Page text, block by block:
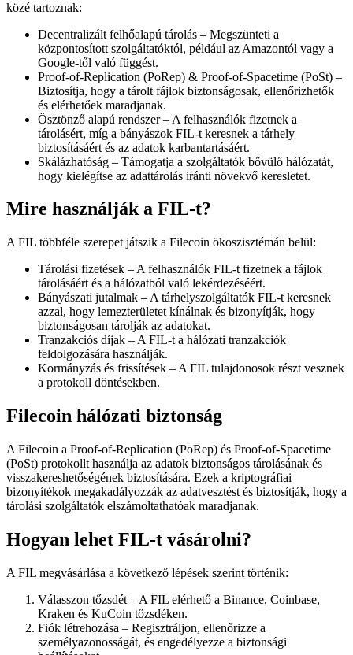
közé tartoznak:
Decentralizált felhőalapú tárolás – Megszünteti a
központosított szolgáltatóktól, például az Amazontól vagy a
Google-től való függést.
Proof-of-Replication (PoRep) & Proof-of-Spacetime (PoSt) –
Biztosítja, hogy a tárolt fájlok biztonságosak, ellenőrizhetők
és elérhetőek maradjanak.
Ösztönző alapú rendszer – A felhasználók fizetnek a
tárolásért, míg a bányászok FIL-t keresnek a tárhely
biztosításáért és az adatok karbantartásáért.
Skálázhatóság – Támogatja a szolgáltatók bővülő hálózatát,
hogy kielégítse az adattárolás iránti növekvő keresletet.
Mire használják a FIL-t?
A FIL többféle szerepet játszik a Filecoin ökoszisztémán belül:
Tárolási fizetések – A felhasználók FIL-t fizetnek a fájlok
tárolásáért és a hálózatból való lekérdezéséért.
Bányászati jutalmak – A tárhelyszolgáltatók FIL-t keresnek
azzal, hogy lemezterületet kínálnak és bizonyítják, hogy
biztonságosan tárolják az adatokat.
Tranzakciós díjak – A FIL-t a hálózati tranzakciók
feldolgozására használják.
Kormányzás és frissítések – A FIL tulajdonosok részt vesznek
a protokoll döntésekben.
Filecoin hálózati biztonság
A Filecoin a Proof-of-Replication (PoRep) és Proof-of-Spacetime
(PoSt) protokollt használja az adatok biztonságos tárolásának és
visszakereshetőségének biztosítására. Ezek a kriptográfiai
bizonyítékok megakadályozzák az adatvesztést és biztosítják, hogy a
tárolási szolgáltatók elszámoltathatóak maradjanak.
Hogyan lehet FIL-t vásárolni?
A FIL megvásárlása a következő lépések szerint történik:
Válasszon tőzsdét – A FIL elérhető a Binance, Coinbase,
Kraken és KuCoin tőzsdéken.
Fiók létrehozása – Regisztráljon, ellenőrizze a
személyazonosságát, és engedélyezze a biztonsági